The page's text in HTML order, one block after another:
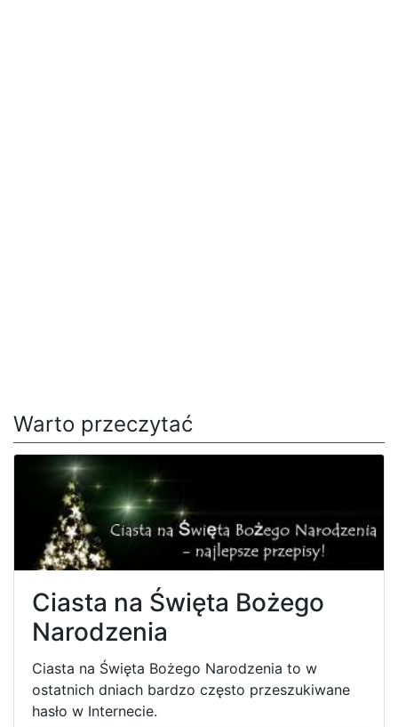
Warto przeczytać
Ciasta na Święta Bożego
Narodzenia
Ciasta na Święta Bożego Narodzenia to w
ostatnich dniach bardzo często przeszukiwane
hasło w Internecie.